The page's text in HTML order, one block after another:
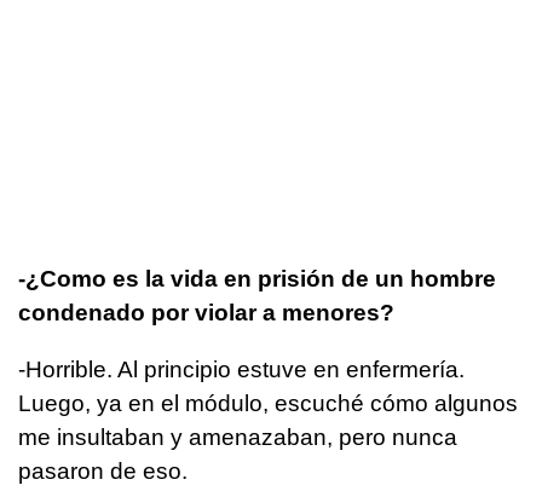
-¿Como es la vida en prisión de un hombre
condenado por violar a menores?
-Horrible. Al principio estuve en enfermería.
Luego, ya en el módulo, escuché cómo algunos
me insultaban y amenazaban, pero nunca
pasaron de eso.